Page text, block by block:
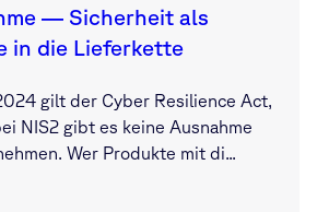
— Sicherheit als
in die Lieferkette
gilt der Cyber Resilience Act,
NIS2 gibt es keine Ausnahme
Wer Produkte mit di...